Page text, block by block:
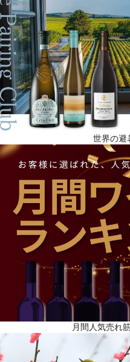
世界の避
月間人気売れ